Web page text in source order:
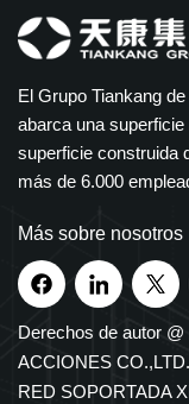
El Grupo Tiankang
abarca una
superficie construida
más de 6.000
instrumentos y
farmacéuticos,
cables de polímero.
en los sectores
nuevas energías. El
y exportación
Más sobre nosotros
Derechos de autor
ACCIONES
RED SOPORTADA